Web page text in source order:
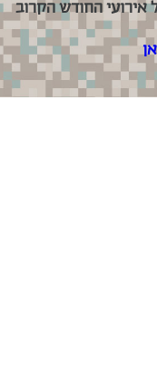
אירועי החודש הקרוב